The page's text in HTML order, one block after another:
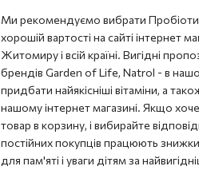
Ми рекомендуємо вибрати
хорошій вартості на сайті інтернет
Житомиру і всій країні. Вигідні
брендів Garden of Life, Natrol - в
придбати найякісніші вітаміни, а
нашому інтернет магазині. Якщо
товар в корзину, і вибирайте
постійних покупців працюють
для пам'яті і уваги дітям за